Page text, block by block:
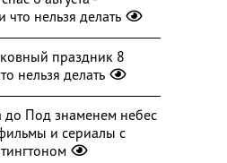
что нельзя делать
праздник 8
нельзя делать
до Под знаменем небес
и сериалы с